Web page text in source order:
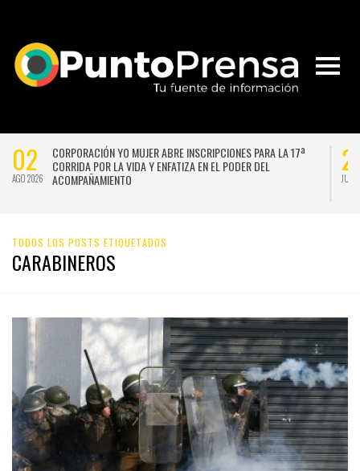
2026
CORPORACIÓN YO MUJER ABRE INSCRIPCIONES PARA LA 17ª
CORRIDA POR LA VIDA Y ENFATIZA EN EL PODER DEL
ACOMPAÑAMIENTO
29
JUL 2026
TODOS LOS POSTS ETIQUETADOS
CARABINEROS